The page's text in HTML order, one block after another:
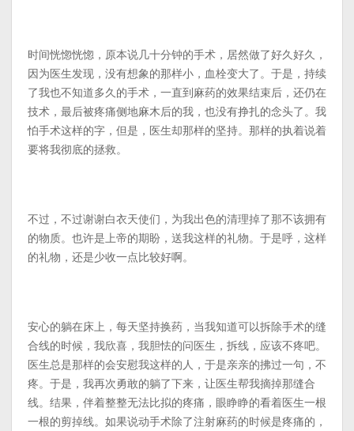
时间恍惚恍惚，原本说几十分钟的手术，居然做了好久好久，
因为医生发现，没有想象的那样小，血栓变大了。于是，持续
了我也不知道多久的手术，一直到麻药的效果结束后，还仍在
技术，最后被疼痛侧地麻木后的我，也没有挣扎的念头了。我
怕手术这样的字，但是，医生却那样的坚持。那样的执着说着
要将我彻底的拯救。­
不过，不过谢谢白衣天使们，为我出色的清理掉了那不该拥有
的物质。也许是上帝的期盼，送我这样的礼物。于是呼，这样
的礼物，还是少收一点比较好啊。­
安心的躺在床上，每天坚持换药，当我知道可以拆除手术的缝
合线的时候，我欣喜，我胆怯的问医生，拆线，应该不疼吧。
医生总是那样的会安慰我这样的人，于是亲亲的拂过一句，不
疼。于是，我再次勇敢的躺了下来，让医生帮我摘掉那缝合
线。结果，伴着整整无法比拟的疼痛，眼睁睁的看着医生一根
一根的剪掉线。如果说动手术除了注射麻药的时候是疼痛的，